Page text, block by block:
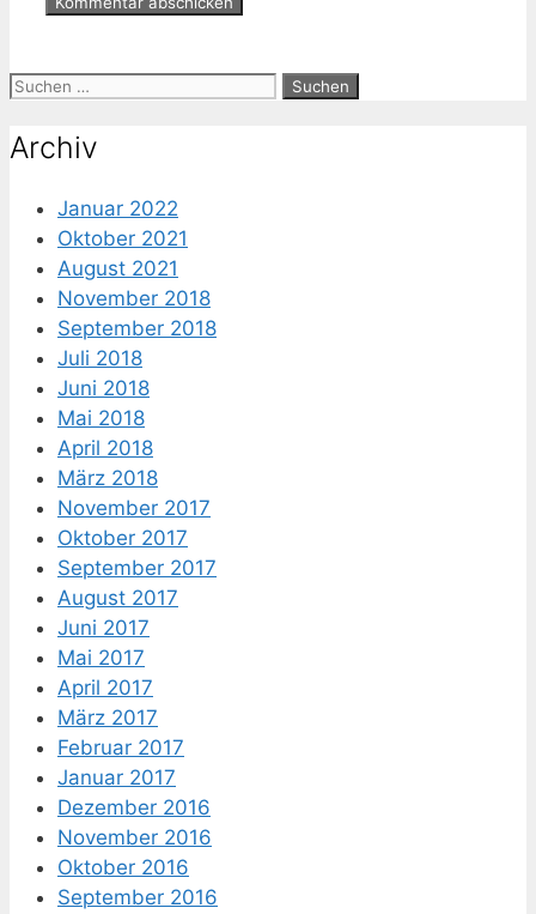
Suche
Archiv
Januar 2022
Oktober 2021
August 2021
November 2018
September 2018
Juli 2018
Juni 2018
Mai 2018
April 2018
März 2018
November 2017
Oktober 2017
September 2017
August 2017
Juni 2017
Mai 2017
April 2017
März 2017
Februar 2017
Januar 2017
Dezember 2016
November 2016
Oktober 2016
September 2016